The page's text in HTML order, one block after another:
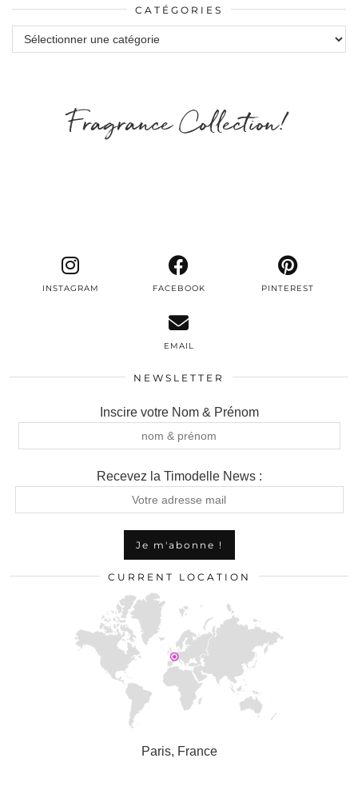
CATÉGORIES
Catégories
Fragrance Collection!
INSTAGRAM FACEBOOK PINTEREST
EMAIL
NEWSLETTER
Inscire votre Nom & Prénom
Recevez la Timodelle News :
CURRENT LOCATION
Paris, France